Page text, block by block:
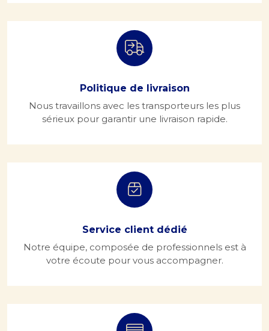
Politique de livraison
Nous travaillons avec les transporteurs les plus
sérieux pour garantir une livraison rapide.
Service client dédié
Notre équipe, composée de professionnels est à
votre écoute pour vous accompagner.